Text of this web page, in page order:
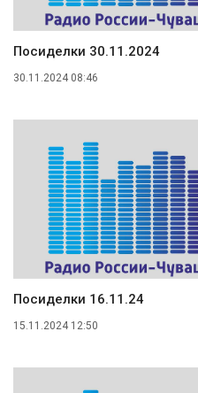
Посиделки 30.11.2024
30.11.2024 08:46
Посиделки 16.11.24
15.11.2024 12:50